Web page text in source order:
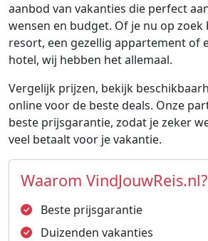
aanbod van vakanties die perfect
wensen en budget. Of je nu op zoek
resort, een gezellig appartement of
hotel, wij hebben het allemaal.
Vergelijk prijzen, bekijk
online voor de beste deals. Onze
beste prijsgarantie, zodat je zeker
veel betaalt voor je vakantie.
Waarom VindJouwReis.nl?
Beste prijsgarantie
Duizenden vakanties